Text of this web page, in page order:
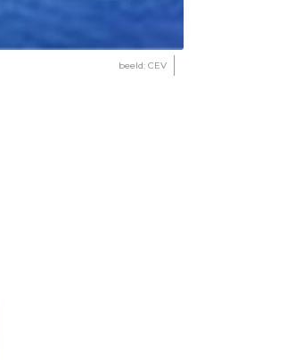
beeld: CEV